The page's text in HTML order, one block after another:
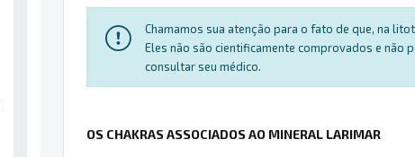
Chamamos sua atenção para o fato de que, na
Eles não são cientificamente comprovados e não
consultar seu médico.
OS CHAKRAS ASSOCIADOS AO MINERAL LARIMAR